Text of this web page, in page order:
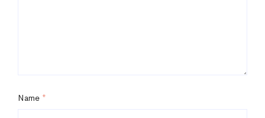
Name *